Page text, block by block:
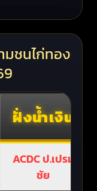
มชนไก่ทอง
ฝั่งน้ำเงิน
ACDC ป.เปรม
ชัย